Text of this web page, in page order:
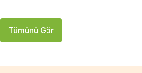
Tümünü Gör